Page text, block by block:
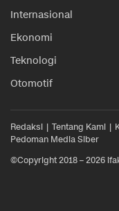
Internasional
Ekonomi
Teknologi
Otomotif
Redaksi Tentang Kami
Pedoman Media Siber
©Copyright 2018 – 2026